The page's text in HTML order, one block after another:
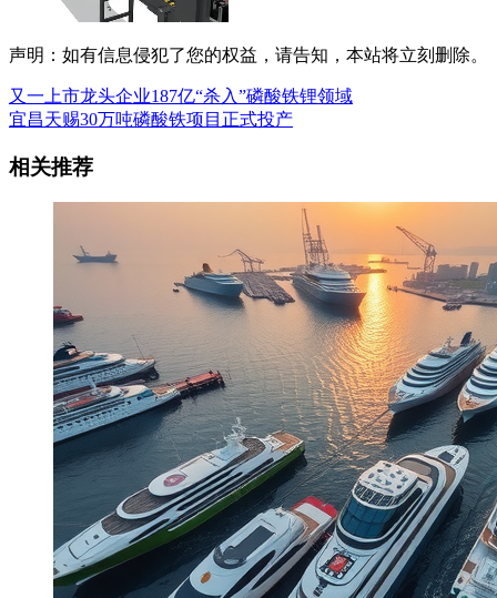
声明：如有信息侵犯了您的权益，请告知，本站将立刻删除。
又一上市龙头企业187亿“杀入”磷酸铁锂领域
宜昌天赐30万吨磷酸铁项目正式投产
相关推荐